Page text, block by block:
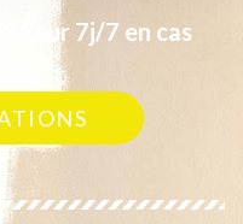
sur 7j/7 en cas